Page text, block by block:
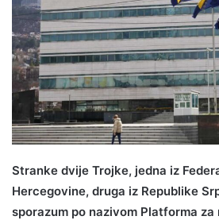
Stranke dvije Trojke, jedna iz
Hercegovine, druga iz Republike
sporazum po nazivom Platforma za